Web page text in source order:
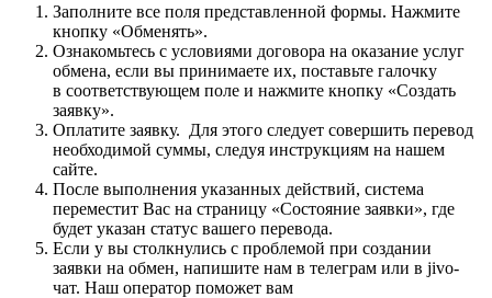
Заполните все поля представленной формы. Нажмите
кнопку «Обменять».
Ознакомьтесь с условиями договора на оказание услуг
обмена, если вы принимаете их, поставьте галочку
в соответствующем поле и нажмите кнопку «Создать
заявку».
Оплатите заявку. Для этого следует совершить перевод
необходимой суммы, следуя инструкциям на нашем
сайте.
После выполнения указанных действий, система
переместит Вас на страницу «Состояние заявки», где
будет указан статус вашего перевода.
Если у вы столкнулись с проблемой при создании
заявки на обмен, напишите нам в телеграм или в jivo-
чат. Наш оператор поможет вам